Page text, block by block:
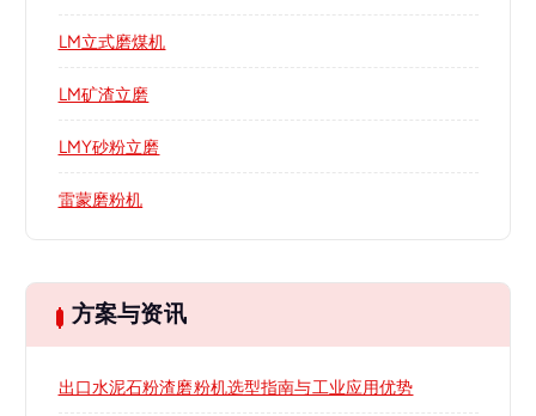
LM立式磨煤机
LM矿渣立磨
LMY砂粉立磨
雷蒙磨粉机
方案与资讯
出口水泥石粉渣磨粉机选型指南与工业应用优势